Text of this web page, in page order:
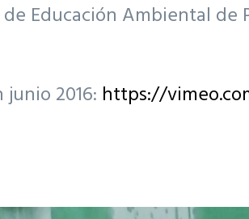
Educación Ambiental de
2016: https://